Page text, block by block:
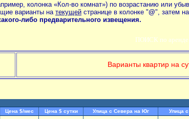
колонка «Кол-во комнат») по возрастанию или
варианты на текущей странице в колонке "@", затем
либо предварительного извещения.
ПОИСК по аренде
Варианты квартир на
Цена $/мес Цена $ сутки Улица с Севера на Юг Улица